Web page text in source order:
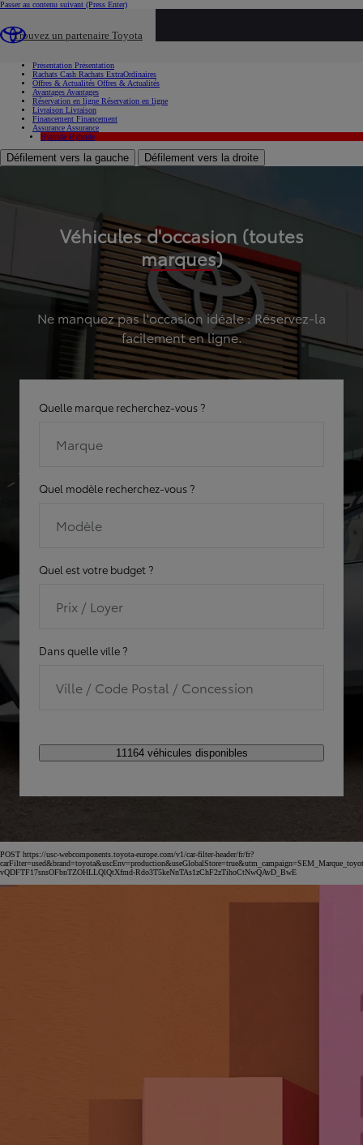
Passer au contenu suivant (Press Enter)
Trouvez un partenaire Toyota
Présentation Présentation
Rachats Cash Rachats ExtraOrdinaires
Offres & Actualités Offres & Actualités
Avantages Avantages
Réservation en ligne Réservation en ligne
Livraison Livraison
Financement Financement
Assurance Assurance
Hybride Hybride
Défilement vers la gauche Défilement vers la droite
Véhicules d'occasion (toutes
marques)
Ne manquez pas l'occasion idéale : Réservez-la
facilement en ligne.
Quelle marque recherchez-vous ?
Marque
Quel modèle recherchez-vous ?
Modèle
Quel est votre budget ?
Prix / Loyer
Dans quelle ville ?
Ville / Code Postal / Concession
11164 véhicules disponibles
POST https://usc-webcomponents.toyota-europe.com/v1/car-filter-header/fr/fr?
vQDFTF17snsOFbnTZOHLLQlQtXfmd-Rdo3T5keNnTAs1zChF2zTihoCtNwQAvD_BwE